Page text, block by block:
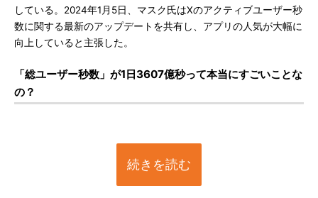
している。2024年1月5日、マスク氏はXのアクティブユーザー秒
数に関する最新のアップデートを共有し、アプリの人気が大幅に
向上していると主張した。
「総ユーザー秒数」が1日3607億秒って本当にすごいことな
の？
続きを読む